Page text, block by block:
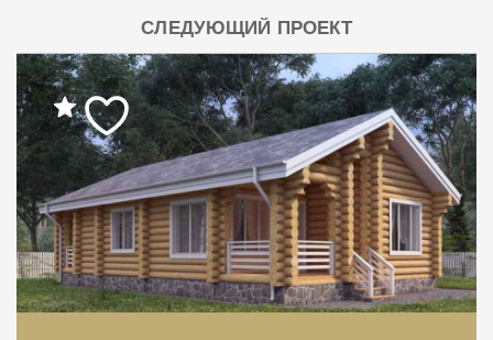
СЛЕДУЮЩИЙ ПРОЕКТ